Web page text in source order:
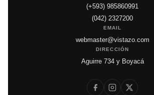
(+593) 985860991
(042) 2327200
EMAIL
webmaster@vistazo.com
DIRECCIÓN
Aguirre 734 y Boyacá